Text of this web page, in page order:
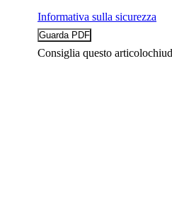
Informativa sulla sicurezza
Consiglia questo articolo